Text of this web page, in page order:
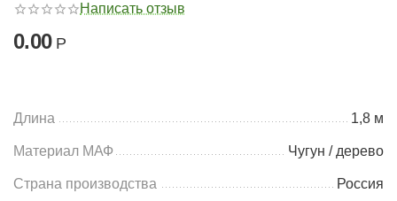
Написать отзыв
0.00 Р
Длина 1,8 м
Материал МАФ Чугун / дерево
Страна производства Россия